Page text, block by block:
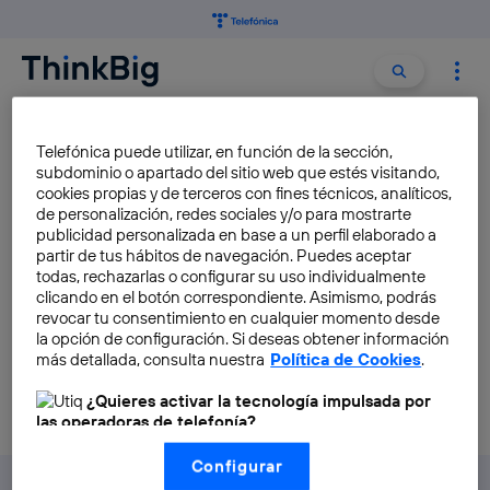
Buscar
A9
Samsung presenta el primer
móvil del mundo con cuatro
cámaras traseras
Elena Díaz
Telefónica puede utilizar, en función de la sección,
subdominio o apartado del sitio web que estés visitando,
cookies propias y de terceros con fines técnicos, analíticos,
de personalización, redes sociales y/o para mostrarte
publicidad personalizada en base a un perfil elaborado a
partir de tus hábitos de navegación. Puedes aceptar
todas, rechazarlas o configurar su uso individualmente
clicando en el botón correspondiente. Asimismo, podrás
revocar tu consentimiento en cualquier momento desde
la opción de configuración. Si deseas obtener información
más detallada, consulta nuestra Política de Cookies.
¿Quieres activar la tecnología impulsada por
las operadoras de telefonía?
Nosotros, Telefónica S.A., utilizamos la tecnología Utiq para
realizar nuestras acciones de marketing digital o análisis
Configurar